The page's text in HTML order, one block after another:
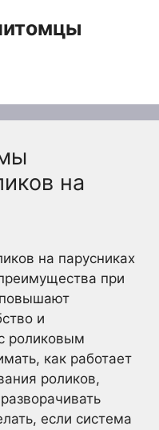
на
на парусниках
при
и
роликовым
как работает
роликов,
если система